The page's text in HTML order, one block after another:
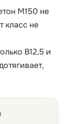
М150 не
класс не
B12,5 и